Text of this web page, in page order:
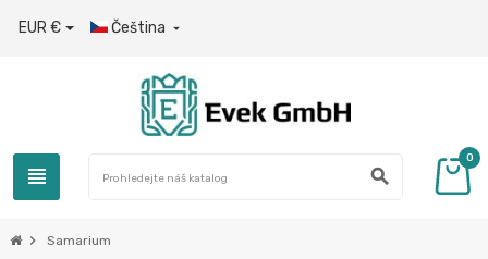
EUR € Čeština 
view_headline search
0
chevron_right Samarium